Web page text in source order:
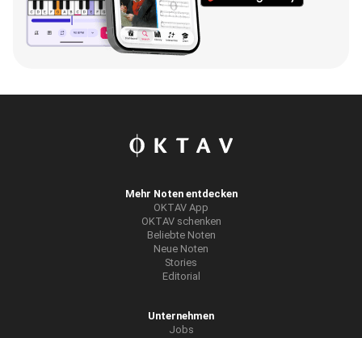
Mehr Noten entdecken
OKTAV App
OKTAV schenken
Beliebte Noten
Neue Noten
Stories
Editorial
Unternehmen
Jobs